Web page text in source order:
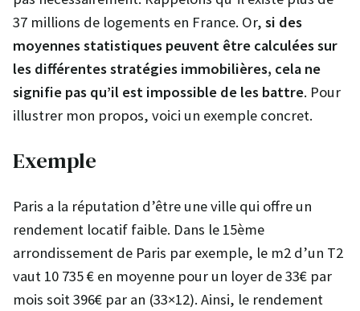
37 millions de logements en France. Or, si des
moyennes statistiques peuvent être calculées sur
les différentes stratégies immobilières, cela ne
signifie pas qu’il est impossible de les battre. Pour
illustrer mon propos, voici un exemple concret.
Exemple
Paris a la réputation d’être une ville qui offre un
rendement locatif faible. Dans le 15ème
arrondissement de Paris par exemple, le m2 d’un T2
vaut 10 735 € en moyenne pour un loyer de 33€ par
mois soit 396€ par an (33×12). Ainsi, le rendement